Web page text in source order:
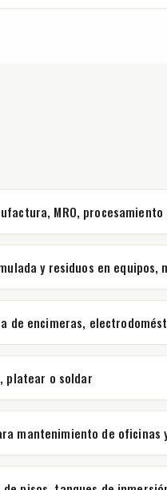
MRO,
y residuos en
de encimeras,
platear o soldar
mantenimiento de